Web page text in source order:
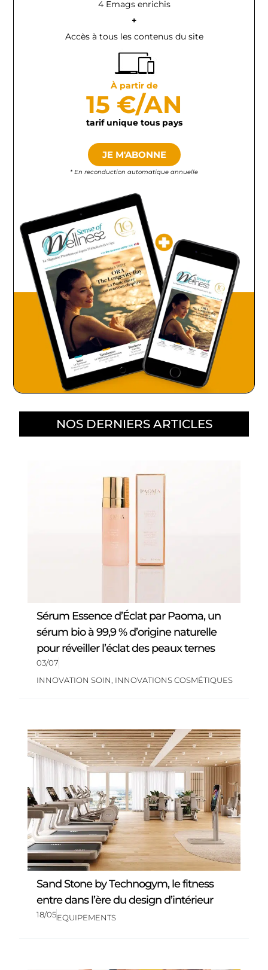
4 Emags enrichis
+
Accès à tous les contenus du site
À partir de
15 €/AN
tarif unique tous pays
JE M'ABONNE
* En reconduction automatique annuelle
NOS DERNIERS ARTICLES
Sérum Essence d’Éclat par Paoma, un
sérum bio à 99,9 % d’origine naturelle
pour réveiller l’éclat des peaux ternes
03/07
INNOVATION SOIN INNOVATIONS COSMÉTIQUES
Sand Stone by Technogym, le fitness
entre dans l’ère du design d’intérieur
18/05EQUIPEMENTS